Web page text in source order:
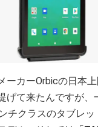
ーカーOrbicの日本
げて来たんですが、
チクラスのタブレ